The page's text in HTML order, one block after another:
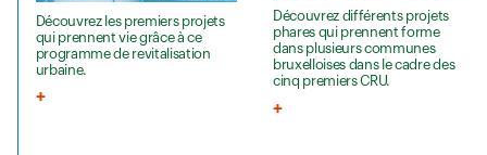
Découvrez les premiers projets
qui prennent vie grâce à ce
programme de revitalisation
urbaine.
Découvrez différents projets
phares qui prennent forme
dans plusieurs communes
bruxelloises dans le cadre des
cinq premiers CRU.